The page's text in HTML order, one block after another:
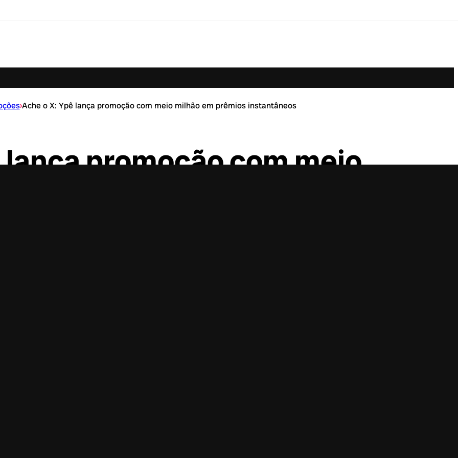
›Ache o X: Ypê lança promoção com meio milhão em prêmios instantâneos
lança promoção com meio
prêmios instantâneos